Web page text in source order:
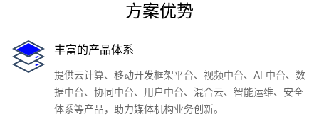
方案优势
丰富的产品体系
提供云计算、移动开发框架平台、视频中台、AI 中台、数
据中台、协同中台、用户中台、混合云、智能运维、安全
体系等产品，助力媒体机构业务创新。